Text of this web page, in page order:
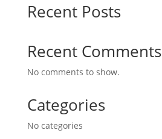
Recent Posts
Recent Comments
No comments to show.
Categories
No categories